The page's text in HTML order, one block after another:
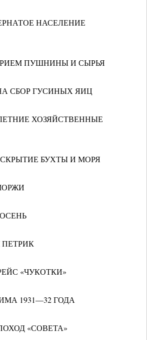
НАСЕЛЕНИЕ
ПУШНИНЫ И СЫРЬЯ
НА СБОР ГУСИНЫХ ЯИЦ
ЛЕТНИЕ ХОЗЯЙСТВЕННЫЕ
БУХТЫ И МОРЯ
ОСЕНЬ
ПЕТРИК
«ЧУКОТКИ»
1931—32 ГОДА
«СОВЕТА»